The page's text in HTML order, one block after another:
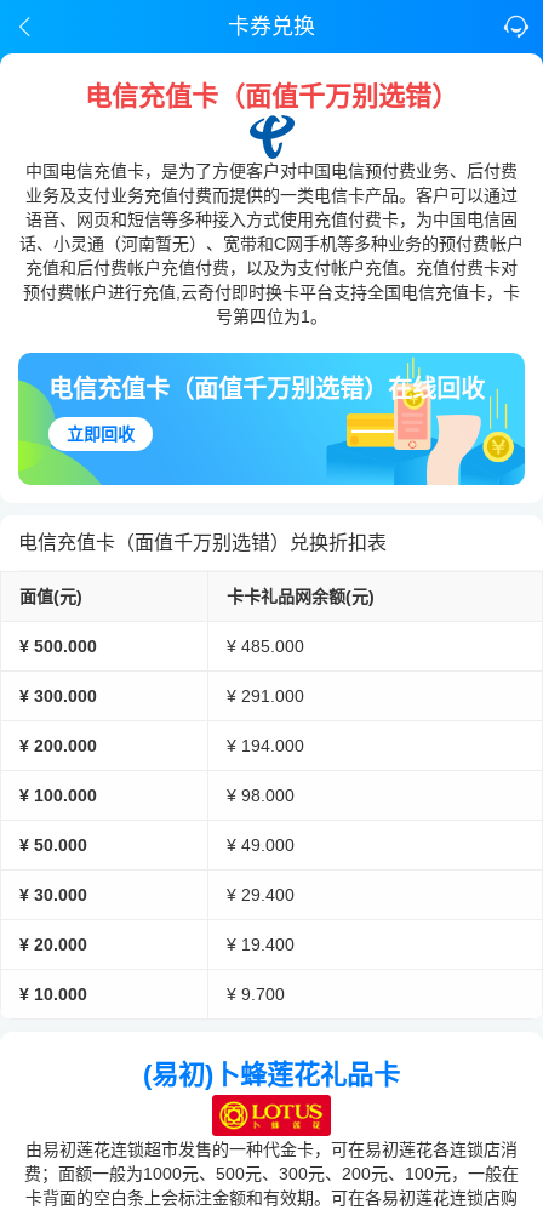
卡券兑换
电信充值卡（面值千万别选错）
中国电信充值卡，是为了方便客户对中国电信预付费业务、后付费
业务及支付业务充值付费而提供的一类电信卡产品。客户可以通过
语音、网页和短信等多种接入方式使用充值付费卡，为中国电信固
话、小灵通（河南暂无）、宽带和C网手机等多种业务的预付费帐户
充值和后付费帐户充值付费，以及为支付帐户充值。充值付费卡对
预付费帐户进行充值,云奇付即时换卡平台支持全国电信充值卡，卡
号第四位为1。
电信充值卡（面值千万别选错）在线回收
立即回收
电信充值卡（面值千万别选错）兑换折扣表
面值(元) 卡卡礼品网余额(元)
¥ 500.000 ¥ 485.000
¥ 300.000 ¥ 291.000
¥ 200.000 ¥ 194.000
¥ 100.000 ¥ 98.000
¥ 50.000 ¥ 49.000
¥ 30.000 ¥ 29.400
¥ 20.000 ¥ 19.400
¥ 10.000 ¥ 9.700
(易初)卜蜂莲花礼品卡
由易初莲花连锁超市发售的一种代金卡，可在易初莲花各连锁店消
费；面额一般为1000元、500元、300元、200元、100元，一般在
卡背面的空白条上会标注金额和有效期。可在各易初莲花连锁店购